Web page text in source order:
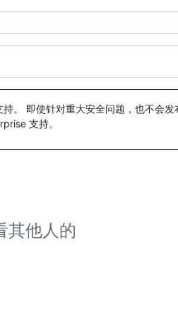
。 即使针对重大安全问题，也不会
支持。
其他人的